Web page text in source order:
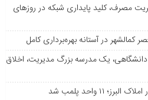
مصرف، کلید پایداری شبکه در روزهای
دانشگاهی، یک مدرسه بزرگ مدیریت، اخلاق
۱۱ واحد پلمب شد